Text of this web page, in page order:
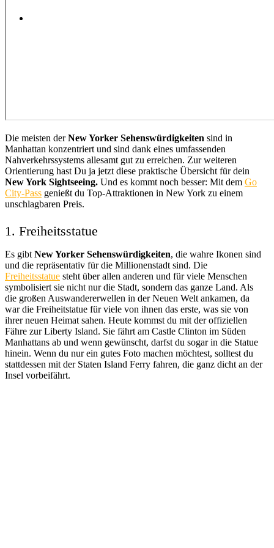
Die meisten derNew Yorker Sehenswürdigkeiten sind in
Manhattan konzentriert und sind dank eines umfassenden
Nahverkehrssystems allesamt gut zu erreichen. Zur weiteren
Orientierung hast Du ja jetzt diese praktische Übersicht für dein
New York Sightseeing. Und es kommt noch besser: Mit dem Go
City-Pass genießt du Top-Attraktionen in New York zu einem
unschlagbaren Preis.
1. Freiheitsstatue
Es gibtNew Yorker Sehenswürdigkeiten, die wahre Ikonen sind
und die repräsentativ für die Millionenstadt sind. Die
Freiheitsstatue steht über allen anderen und für viele Menschen
symbolisiert sie nicht nur die Stadt, sondern das ganze Land. Als
die großen Auswandererwellen in der Neuen Welt ankamen, da
war die Freiheitstatue für viele von ihnen das erste, was sie von
ihrer neuen Heimat sahen. Heute kommst du mit der offiziellen
Fähre zur Liberty Island. Sie fährt am Castle Clinton im Süden
Manhattans ab und wenn gewünscht, darfst du sogar in die Statue
hinein. Wenn du nur ein gutes Foto machen möchtest, solltest du
stattdessen mit der Staten Island Ferry fahren, die ganz dicht an der
Insel vorbeifährt.